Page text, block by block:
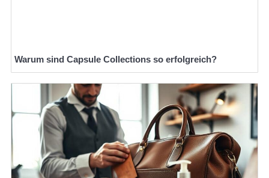
Warum sind Capsule Collections so erfolgreich?